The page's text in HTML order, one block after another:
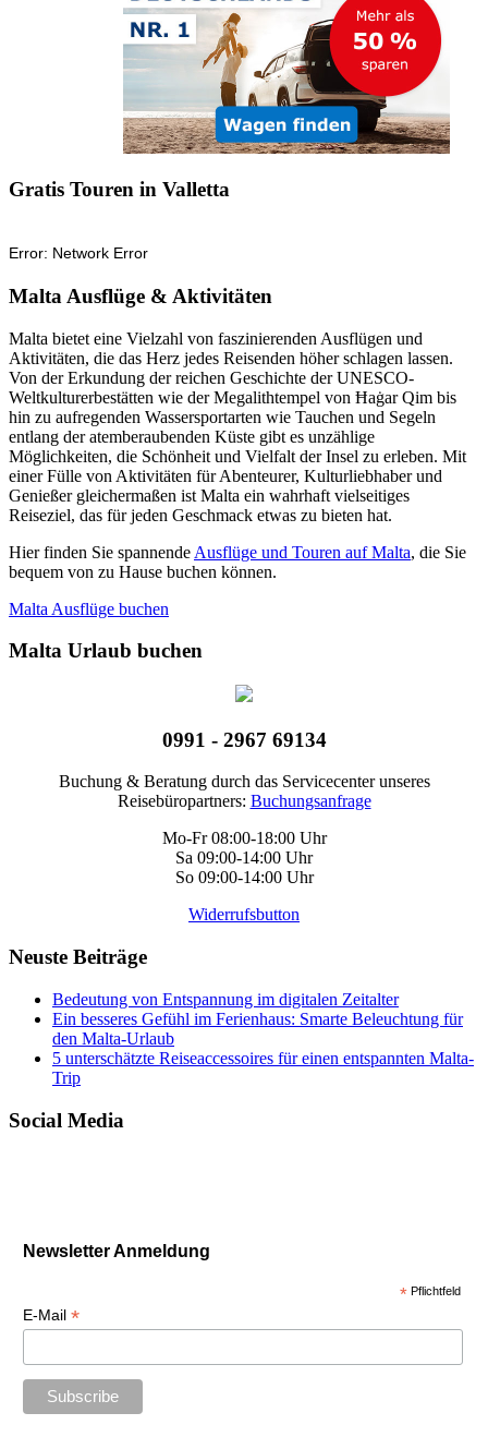
Gratis Touren in Valletta
Malta Ausflüge & Aktivitäten
Malta bietet eine Vielzahl von faszinierenden Ausflügen und
Aktivitäten, die das Herz jedes Reisenden höher schlagen lassen.
Von der Erkundung der reichen Geschichte der UNESCO-
Weltkulturerbestätten wie der Megalithtempel von Ħaġar Qim bis
hin zu aufregenden Wassersportarten wie Tauchen und Segeln
entlang der atemberaubenden Küste gibt es unzählige
Möglichkeiten, die Schönheit und Vielfalt der Insel zu erleben. Mit
einer Fülle von Aktivitäten für Abenteurer, Kulturliebhaber und
Genießer gleichermaßen ist Malta ein wahrhaft vielseitiges
Reiseziel, das für jeden Geschmack etwas zu bieten hat.
Hier finden Sie spannende Ausflüge und Touren auf Malta, die Sie
bequem von zu Hause buchen können.
Malta Ausflüge buchen
Malta Urlaub buchen
0991 - 2967 69134
Buchung & Beratung durch das Servicecenter unseres
Reisebüropartners: Buchungsanfrage
Mo-Fr 08:00-18:00 Uhr
Sa 09:00-14:00 Uhr
So 09:00-14:00 Uhr
Widerrufsbutton
Neuste Beiträge
Bedeutung von Entspannung im digitalen Zeitalter
Ein besseres Gefühl im Ferienhaus: Smarte Beleuchtung für
den Malta-Urlaub
5 unterschätzte Reiseaccessoires für einen entspannten Malta-
Trip
Social Media
Newsletter Anmeldung
* Pflichtfeld
E-Mail *